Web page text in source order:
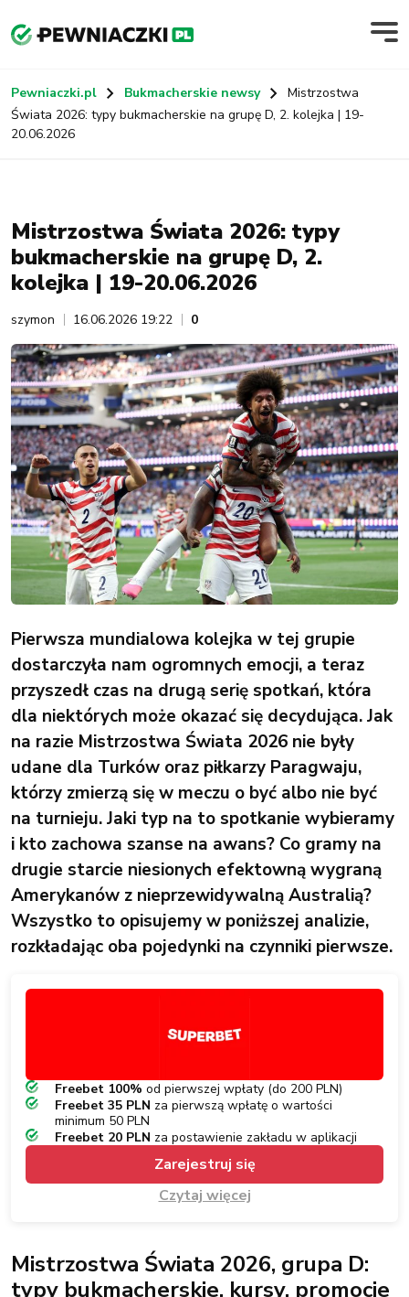
Pewniaczki.pl Bukmacherskie newsy
Mistrzostwa
Świata 2026: typy bukmacherskie na grupę D, 2. kolejka | 19-
20.06.2026
Mistrzostwa Świata 2026: typy
bukmacherskie na grupę D, 2.
kolejka | 19-20.06.2026
szymon 16.06.2026 19:22 0
Pierwsza mundialowa kolejka w tej grupie
dostarczyła nam ogromnych emocji, a teraz
przyszedł czas na drugą serię spotkań, która
dla niektórych może okazać się decydująca. Jak
na razie Mistrzostwa Świata 2026 nie były
udane dla Turków oraz piłkarzy Paragwaju,
którzy zmierzą się w meczu o być albo nie być
na turnieju. Jaki typ na to spotkanie wybieramy
i kto zachowa szanse na awans? Co gramy na
drugie starcie niesionych efektowną wygraną
Amerykanów z nieprzewidywalną Australią?
Wszystko to opisujemy w poniższej analizie,
rozkładając oba pojedynki na czynniki pierwsze.
Freebet 100% od pierwszej wpłaty (do 200 PLN)
Freebet 35 PLN za pierwszą wpłatę o wartości
minimum 50 PLN
Freebet 20 PLN za postawienie zakładu w aplikacji
Zarejestruj się
Czytaj więcej
Mistrzostwa Świata 2026, grupa D:
typy bukmacherskie, kursy, promocje